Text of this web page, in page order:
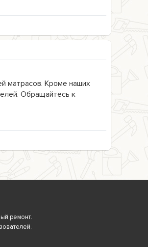
матрасов. Кроме наших
Обращайтесь к
ремонт.